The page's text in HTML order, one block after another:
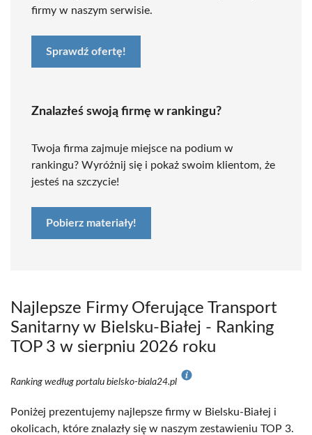
firmy w naszym serwisie.
Sprawdź ofertę!
Znalazłeś swoją firmę w rankingu?
Twoja firma zajmuje miejsce na podium w
rankingu? Wyróżnij się i pokaż swoim klientom, że
jesteś na szczycie!
Pobierz materiały!
Najlepsze Firmy Oferujące Transport
Sanitarny w Bielsku-Białej - Ranking
TOP 3 w sierpniu 2026 roku
Ranking według portalu bielsko-biala24.pl
Poniżej prezentujemy najlepsze firmy w Bielsku-Białej i
okolicach, które znalazły się w naszym zestawieniu TOP 3.